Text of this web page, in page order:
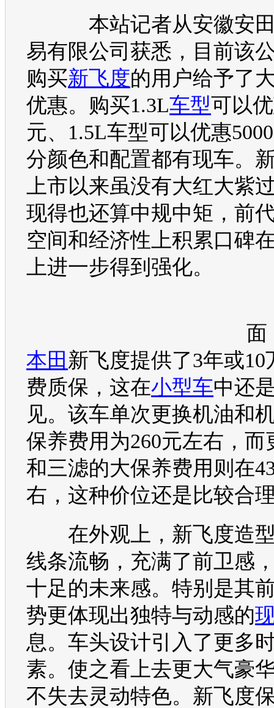
本站记者从安徽安
易有限公司获悉，目前该
购买新飞度的用户给予了
优惠。购买1.3L车型可以
元、1.5L车型可以优惠
分颜色和配置都有现车。
上市以来虽没有大红大紫
现得也还算中规中矩，前
空间和经济性上积累口碑
上进一步得到强化。
面
本田 新飞度提供了3年或10
费质保，这在小型车中还
见。该车单次更换机油和
保养费用为260元左右，而
和三滤的大保养费用则在
右，这种价位还是比较合
在外观上， 新飞度造
线条流畅，充满了前卫感
十足的未来感。特别是其
势更体现出独特与动感的
息。车头设计引入了更多
素。使之看上去更大气豪
不失去灵动特色。 新飞度